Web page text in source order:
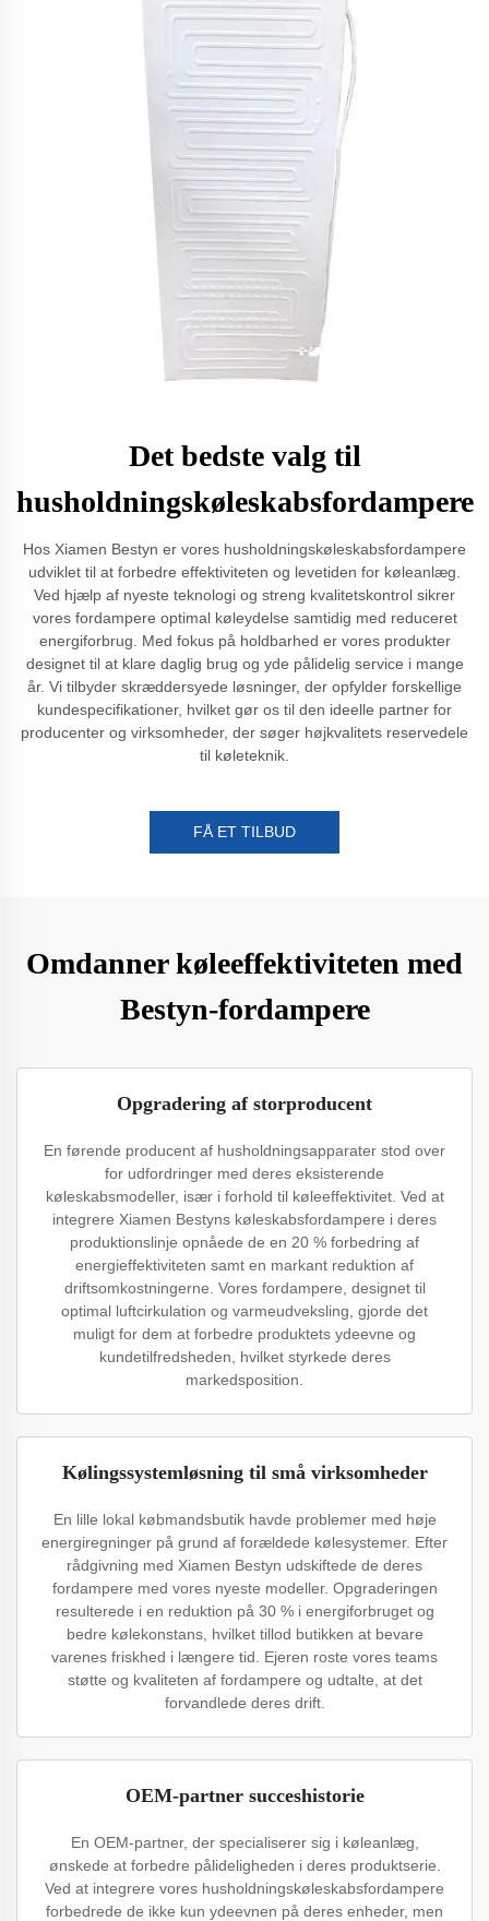
Det bedste valg til
husholdningskøleskabsfordampere
Hos Xiamen Bestyn er vores husholdningskøleskabsfordampere
udviklet til at forbedre effektiviteten og levetiden for køleanlæg.
Ved hjælp af nyeste teknologi og streng kvalitetskontrol sikrer
vores fordampere optimal køleydelse samtidig med reduceret
energiforbrug. Med fokus på holdbarhed er vores produkter
designet til at klare daglig brug og yde pålidelig service i mange
år. Vi tilbyder skræddersyede løsninger, der opfylder forskellige
kundespecifikationer, hvilket gør os til den ideelle partner for
producenter og virksomheder, der søger højkvalitets reservedele
til køleteknik.
FÅ ET TILBUD
Omdanner køleeffektiviteten med
Bestyn-fordampere
Opgradering af storproducent
En førende producent af husholdningsapparater stod over
for udfordringer med deres eksisterende
køleskabsmodeller, især i forhold til køleeffektivitet. Ved at
integrere Xiamen Bestyns køleskabsfordampere i deres
produktionslinje opnåede de en 20 % forbedring af
energieffektiviteten samt en markant reduktion af
driftsomkostningerne. Vores fordampere, designet til
optimal luftcirkulation og varmeudveksling, gjorde det
muligt for dem at forbedre produktets ydeevne og
kundetilfredsheden, hvilket styrkede deres
markedsposition.
Kølingssystemløsning til små virksomheder
En lille lokal købmandsbutik havde problemer med høje
energiregninger på grund af forældede kølesystemer. Efter
rådgivning med Xiamen Bestyn udskiftede de deres
fordampere med vores nyeste modeller. Opgraderingen
resulterede i en reduktion på 30 % i energiforbruget og
bedre kølekonstans, hvilket tillod butikken at bevare
varenes friskhed i længere tid. Ejeren roste vores teams
støtte og kvaliteten af ​​fordampere og udtalte, at det
forvandlede deres drift.
OEM-partner succeshistorie
En OEM-partner, der specialiserer sig i køleanlæg,
ønskede at forbedre pålideligheden i deres produktserie.
Ved at integrere vores husholdningskøleskabsfordampere
forbedrede de ikke kun ydeevnen på deres enheder, men